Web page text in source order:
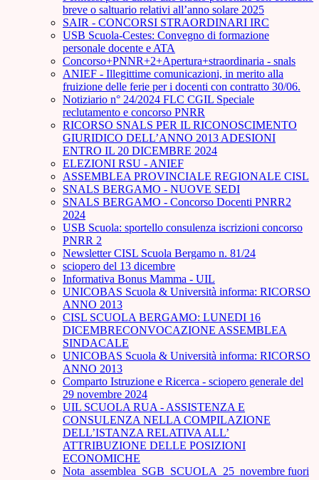
breve o saltuario relativi all’anno solare 2025
SAIR - CONCORSI STRAORDINARI IRC
USB Scuola-Cestes: Convegno di formazione
personale docente e ATA
Concorso+PNNR+2+Apertura+straordinaria - snals
ANIEF - Illegittime comunicazioni, in merito alla
fruizione delle ferie per i docenti con contratto 30/06.
Notiziario n° 24/2024 FLC CGIL Speciale
reclutamento e concorso PNRR
RICORSO SNALS PER IL RICONOSCIMENTO
GIURIDICO DELL’ANNO 2013 ADESIONI
ENTRO IL 20 DICEMBRE 2024
ELEZIONI RSU - ANIEF
ASSEMBLEA PROVINCIALE REGIONALE CISL
SNALS BERGAMO - NUOVE SEDI
SNALS BERGAMO - Concorso Docenti PNRR2
2024
USB Scuola: sportello consulenza iscrizioni concorso
PNRR 2
Newsletter CISL Scuola Bergamo n. 81/24
sciopero del 13 dicembre
Informativa Bonus Mamma - UIL
UNICOBAS Scuola & Università informa: RICORSO
ANNO 2013
CISL SCUOLA BERGAMO: LUNEDI 16
DICEMBRECONVOCAZIONE ASSEMBLEA
SINDACALE
UNICOBAS Scuola & Università informa: RICORSO
ANNO 2013
Comparto Istruzione e Ricerca - sciopero generale del
29 novembre 2024
UIL SCUOLA RUA - ASSISTENZA E
CONSULENZA NELLA COMPILAZIONE
DELL’ISTANZA RELATIVA ALL’
ATTRIBUZIONE DELLE POSIZIONI
ECONOMICHE
Nota_assemblea_SGB_SCUOLA_25_novembre fuori